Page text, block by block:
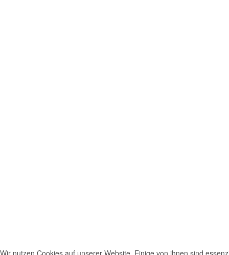
Wir nutzen Cookies auf unserer Website. Einige von ihnen sind